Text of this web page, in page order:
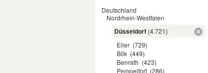
Deutschland
Nordrhein-Westfalen
Düsseldorf (4.721)
Eller (729)
Bilk (449)
Benrath (423)
Pempelfort (286)